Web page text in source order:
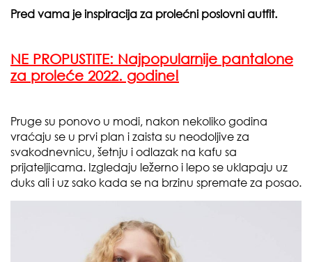
Pred vama je inspiracija za prolećni poslovni autfit.
NE PROPUSTITE: Najpopularnije pantalone
za proleće 2022. godine!
Pruge su ponovo u modi, nakon nekoliko godina
vraćaju se u prvi plan i zaista su neodoljive za
svakodnevnicu, šetnju i odlazak na kafu sa
prijateljicama. Izgledaju ležerno i lepo se uklapaju uz
duks ali i uz sako kada se na brzinu spremate za posao.